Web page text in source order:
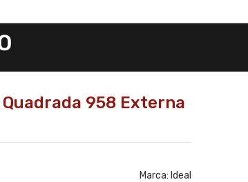
958 Externa
Marca: Ideal